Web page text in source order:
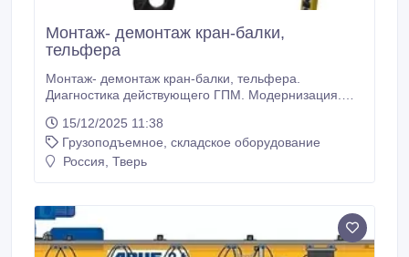
Монтаж- демонтаж кран-балки,
тельфера
Монтаж- демонтаж кран-балки, тельфера.
Диагностика действующего ГПМ. Модернизация.
15/12/2025 11:38
Грузоподъемное, складское оборудование
Россия, Тверь